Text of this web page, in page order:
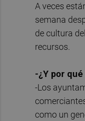
A veces
semana
de cultura
recursos.
-¿Y por
-Los
como un